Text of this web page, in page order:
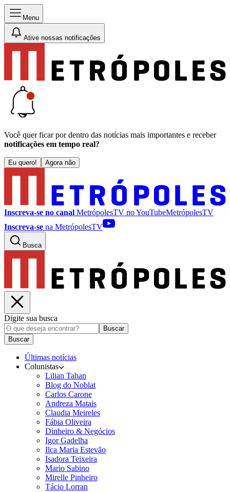
Menu
Ative nossas notificações
Você quer ficar por dentro das notícias mais importantes e receber
notificações em tempo real?
Eu quero! Agora não
Inscreva-se no canal MetrópolesTV noYouTubeMetrópolesTV
Inscreva-se na MetrópolesTV
Busca
Digite sua busca
Buscar
Buscar
Últimas notícias
Colunistas
Lilian Tahan
Blog do Noblat
Carlos Carone
Andreza Matais
Claudia Meireles
Fábia Oliveira
Dinheiro & Negócios
Igor Gadelha
Ilca Maria Estevão
Isadora Teixeira
Mario Sabino
Mirelle Pinheiro
Tácio Lorran